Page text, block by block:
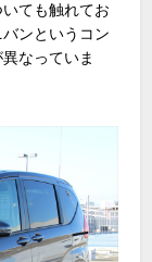
ても触れてお
ンというコン
なっていま